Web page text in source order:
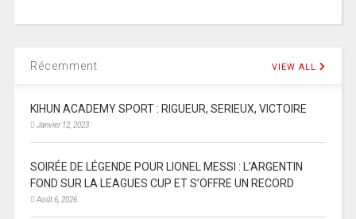
Récemment VIEW ALL
KIHUN ACADEMY SPORT : RIGUEUR, SERIEUX, VICTOIRE
Janvier 12, 2023
SOIRÉE DE LÉGENDE POUR LIONEL MESSI : L’ARGENTIN
FOND SUR LA LEAGUES CUP ET S’OFFRE UN RECORD
Août 6, 2026